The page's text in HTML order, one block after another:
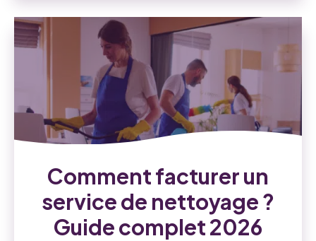
Comment facturer un
service de nettoyage ?
Guide complet 2026